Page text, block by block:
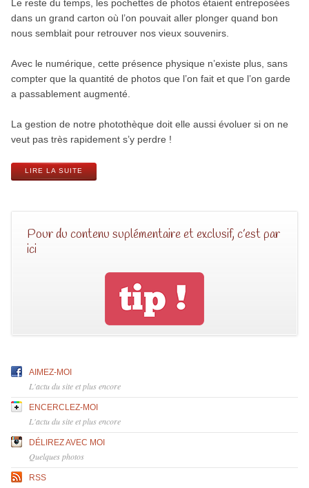
Le reste du temps, les pochettes de photos étaient entreposées
dans un grand carton où l’on pouvait aller plonger quand bon
nous semblait pour retrouver nos vieux souvenirs.
Avec le numérique, cette présence physique n’existe plus, sans
compter que la quantité de photos que l’on fait et que l’on garde
a passablement augmenté.
La gestion de notre photothèque doit elle aussi évoluer si on ne
veut pas très rapidement s’y perdre !
LIRE LA SUITE
Pour du contenu suplémentaire et exclusif, c’est par
ici
AIMEZ-MOI
L'actu du site et plus encore
ENCERCLEZ-MOI
L'actu du site et plus encore
DÉLIREZ AVEC MOI
Quelques photos
RSS